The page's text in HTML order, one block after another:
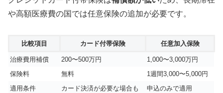
や高額医療費の国では任意保険の追加が必要です。
比較項目 カード付帯保険 任意加入保険
治療費用補償 200〜500万円
1,000〜3,000万円
保険料
無料
1週間3,000〜5,000円
適用条件
カード決済が必要な場合も
申込のみで適用